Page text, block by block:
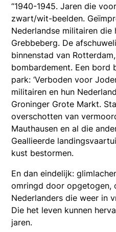
“1940-1945. Jaren die
zwart/wit-beelden.
Nederlandse militairen
Grebbeberg. De
binnenstad van
bombardement. Een bord
park: ‘Verboden voor
militairen en hun
Groninger Grote Markt.
overschotten van
Mauthausen en al die
Geallieerde
kust bestormen.
En dan eindelijk:
omringd door opgetogen,
Nederlanders die weer in
Die het leven kunnen
jaren.